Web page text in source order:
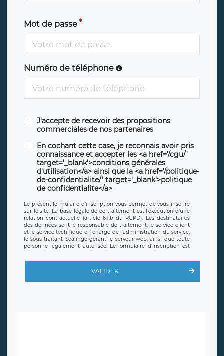
Mot de passe
Numéro de téléphone
J'accepte de recevoir des propositions
commerciales de nos partenaires
En cochant cette case, je reconnais avoir pris
connaissance et accepter les <a href='/cgu/'
target='_blank'>conditions générales
d'utilisation</a> ainsi que la <a href='/politique-
de-confidentialite/' target='_blank'>politique
de confidentialite</a>
Le présent formulaire d’inscription vous permet de vous inscrire
sur le site. La base légale de ce traitement est l’exécution d’une
relation contractuelle (article 6.1.b du RGPD). Les destinataires
des données sont le responsable de traitement, le service client
et le service technique en charge de l’administration du service,
le sous-traitant Scalingo gérant le serveur web, ainsi que toute
personne légalement autorisée. Le formulaire d’inscription est
offrant desclauses de protection conformes au RGPD. Les
en sollicite la suppression, étant entendu que vous pouvez
demander la suppression de vos données et retirer votre
VALIDER